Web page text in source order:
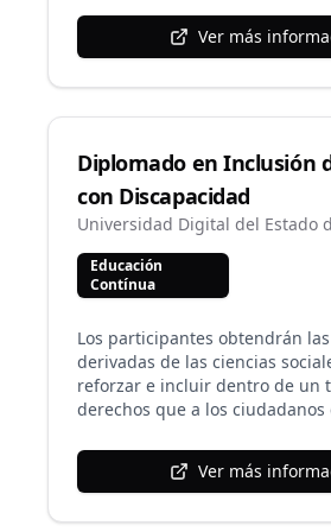
educación a distancia.
Ver más
Diplomado en Inclusión
con Discapacidad
Universidad Digital del Estado
Educación
Contínua
Los participantes obtendrán
derivadas de las ciencias
reforzar e incluir dentro de un
derechos que a los
óptica será impartida desde
académico por losVer más